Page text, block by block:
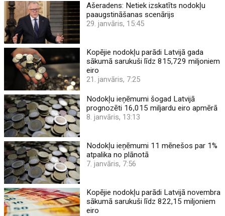
Ašeradens: Netiek izskatīts nodokļu
paaugstināšanas scenārijs
29. janvāris, 15:45
Kopējie nodokļu parādi Latvijā gada
sākumā sarukuši līdz 815,729 miljoniem
eiro
21. janvāris, 7:25
Nodokļu ieņēmumi šogad Latvijā
prognozēti 16,015 miljardu eiro apmērā
8. janvāris, 13:13
Nodokļu ieņēmumi 11 mēnešos par 1%
atpalika no plānotā
7. janvāris, 7:56
Kopējie nodokļu parādi Latvijā novembra
sākumā sarukuši līdz 822,15 miljoniem
eiro